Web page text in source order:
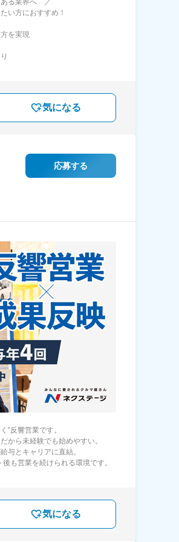
い方におすすめ！
を実現
気になる
応募する
”反響営業です。
から未経験でも始めやすい。
与とキャリアに直結。
も営業を続けられる環境です。
気になる